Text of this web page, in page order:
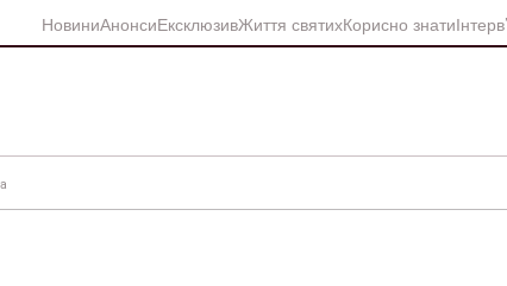
НовиниАнонсиЕксклюзивЖиття святихКорисно знати